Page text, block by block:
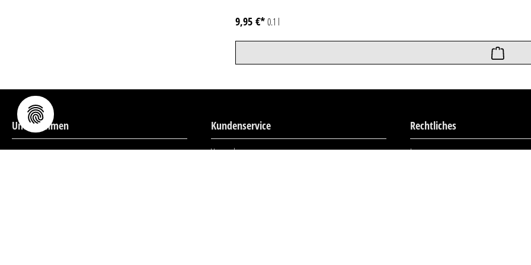
9,95 €*0.1 l
Unternehmen Kundenservice
Versand
Rechtliches
Impressum